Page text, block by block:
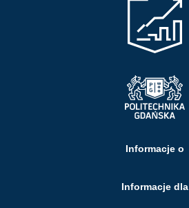
Informacje o
Informacje dla